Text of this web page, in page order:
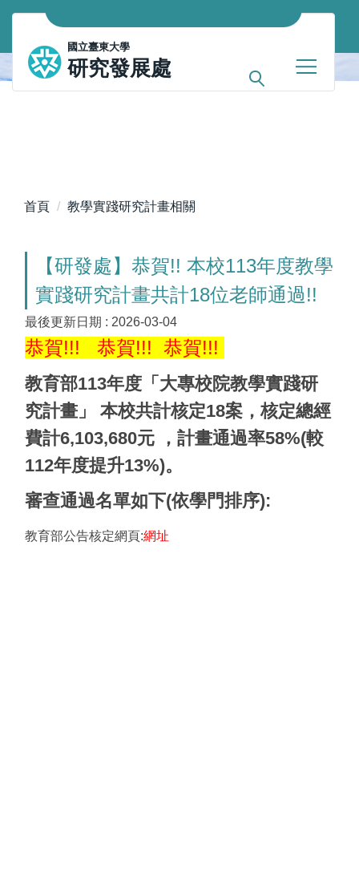
跳
主
內
國立臺東大學
研究發展處
首頁 教學實踐研究計畫相關
【研發處】恭賀!! 本校113年度教學
實踐研究計畫共計18位老師通過!!
最後更新日期 : 2026-03-04
恭賀!!! 恭賀!!! 恭賀!!!
教育部113年度「大專校院教學實踐研
究計畫」 本校共計核定18案，核定總經
費計6,103,680元 ，計畫通過率58%(較
112年度提升13%)。
審查通過名單如下(依學門排序):
教育部公告核定網頁:網址